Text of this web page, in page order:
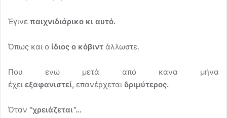
Έγινε παιχνιδιάρικο κι αυτό.
Όπως και ο ίδιος ο κόβιντ άλλωστε.
Που ενώ μετά από κανα μήνα
έχει εξαφανιστεί, επανέρχεται δριμύτερος.
Όταν “χρειάζεται”…